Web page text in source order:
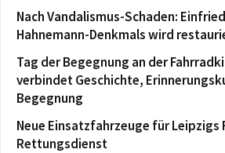
Nach Vandalismus-Schaden:
Hahnemann-Denkmals wird
Tag der Begegnung an der
verbindet Geschichte,
Begegnung
Neue Einsatzfahrzeuge für Leipzigs
Rettungsdienst